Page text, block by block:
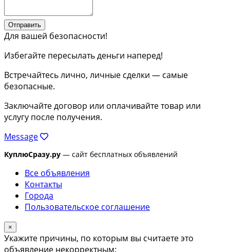
Отправить
Для вашей безопасности!
Избегайте пересылать деньги наперед!
Встречайтесь лично, личные сделки — самые
безопасные.
Заключайте договор или оплачивайте товар или
услугу после получения.
Message
КуплюСразу.ру — сайт бесплатных объявлений
Все объявления
Контакты
Города
Пользовательское соглашение
×
Укажите причины, по которым вы считаете это
объявление некорректным: